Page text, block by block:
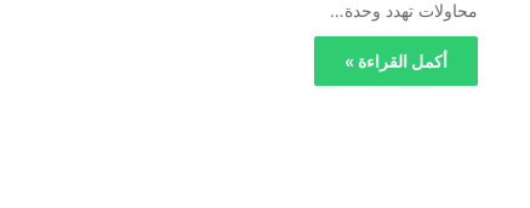
محاولات تهدد وحدة…
أكمل القراءة »